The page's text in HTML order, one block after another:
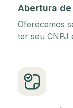
Abertura de
Oferecemos
ter seu CNPJ